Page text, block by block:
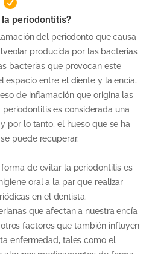
la periodontitis?
del periodonto que causa
producida por las bacterias
bacterias que provocan este
espacio entre el diente y la encía,
de inflamación que origina las
es considerada una
por lo tanto, el hueso que se ha
puede recuperar.
de evitar la periodontitis es
oral a la par que realizar
en el dentista.
que afectan a nuestra encía
factores que también influyen
enfermedad, tales como el